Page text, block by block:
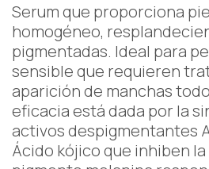
Serum que proporciona
homogéneo,
pigmentadas. Ideal para
sensible que requieren
aparición de manchas
eficacia está dada por la
activos despigmentantes
Ácido kójico que inhiben